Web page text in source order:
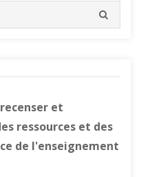
et
ressources et des
de l'enseignement